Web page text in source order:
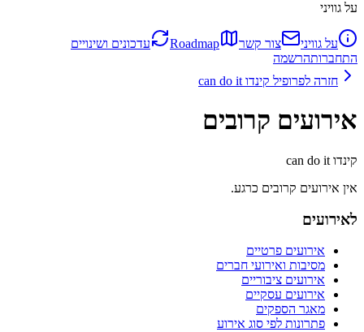
על גוויני
על גוויני צור קשר Roadmap
עדכונים ושינויים
התחברותהרשמה
חזרה לפרופיל קינדו can do it
אירועים קרובים
קינדו can do it
אין אירועים קרובים כרגע.
לאירועים
אירועים פרטיים
מסיבות ואירועי חברים
אירועים ציבוריים
אירועים עסקיים
מאגר הספקים
פתרונות לפי סוג אירוע